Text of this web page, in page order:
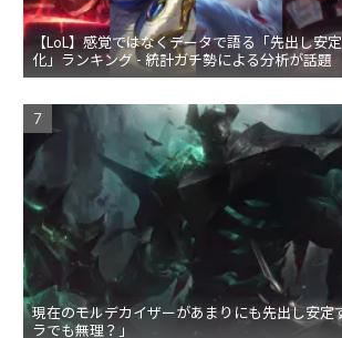
【LoL】感覚ではなくデータで語る「先出し安
化」ランキング - 統計ガチ勢による分析が話題
現在のモルデカイザーがあまりにも先出し安定
ラでも無理？」